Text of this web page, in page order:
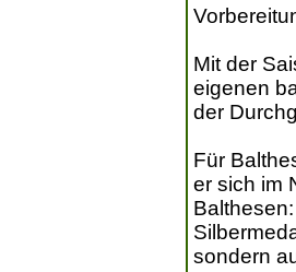
Mit der
eigenen
der
Für
er sich im
sondern